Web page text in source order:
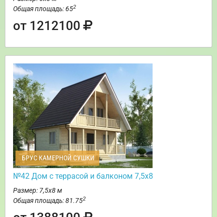
Общая площадь: 652
от 1212100
БРУС КАМЕРНОЙ СУШКИ
№42 Дом с террасой и балконом 7,5х8
Размер: 7,5х8 м
Общая площадь: 81.752